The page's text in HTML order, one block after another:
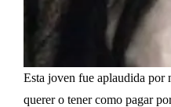
Esta joven fue aplaudida por
querer o tener como pagar